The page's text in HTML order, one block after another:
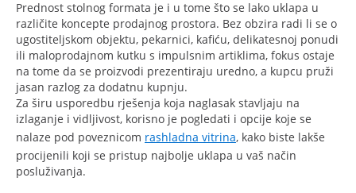
Prednost stolnog formata je i u tome što se lako uklapa u
različite koncepte prodajnog prostora. Bez obzira radi li se o
ugostiteljskom objektu, pekarnici, kafiću, delikatesnoj ponudi
ili maloprodajnom kutku s impulsnim artiklima, fokus ostaje
na tome da se proizvodi prezentiraju uredno, a kupcu pruži
jasan razlog za dodatnu kupnju.
Za širu usporedbu rješenja koja naglasak stavljaju na
izlaganje i vidljivost, korisno je pogledati i opcije koje se
nalaze pod poveznicom rashladna vitrina, kako biste lakše
procijenili koji se pristup najbolje uklapa u vaš način
posluživanja.